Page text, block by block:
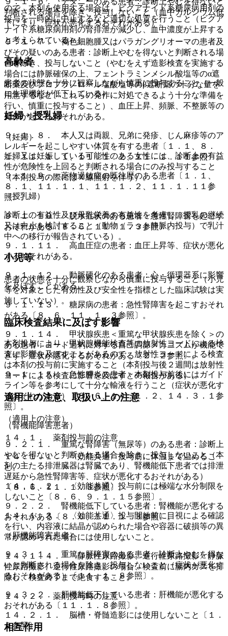
ので、本剤を使用する場合は、ビグアナイド系糖尿病用剤の
投与を一時的に中止するなど適切な処置を行うこと（ビグア
ナイド系糖尿病用剤の腎排泄が減少し、血中濃度が上昇する
と考えられている）］。
高齢者
患者の状態を十分に観察しながら慎重に投与すること（一般
に生理機能が低下している）。
妊婦・授乳婦
（妊婦）
妊婦又は妊娠している可能性のある女性には、診断上の有益
性が危険性を上回ると判断される場合にのみ投与すること
（本剤投与の際にはＸ線照射を伴う）。
（授乳婦）
診断上の有益性及び母乳栄養の有益性を考慮し、授乳の継続
又は中止を検討すること（動物（ラット静脈内投与）で乳汁
中への移行が報告されている）。
小児等
患者の状態を十分に観察しながら慎重に投与すること（小児
等を対象とした有効性及び安全性を指標とした臨床試験は実
施していない）。
臨床検査結果に及ぼす影響
本剤投与により、甲状腺機能検査等の放射性ヨードによる検
査に影響を及ぼすことがあるので、放射性ヨードによる検査
は本剤の投与前に実施すること（本剤投与後２週間は放射性
ヨードによる検査に影響を及ぼすとの報告がある）。
適用上の注意、取扱い上の注意
（適用上の注意）
１４．１． 薬剤投与前の注意
１４．１．１． 〈効能共通〉投与前に体温まで温めるこ
と。
１４．１．２． 〈効能共通〉投与前には極端な水分制限を
しないこと〔８．６、９．１．１５参照〕。
１４．１．３． 〈効能共通〉投与開始前に目視による確認
を行い、内容液に結晶が認められた場合や容器に破損等の異
常が認められた場合には使用しないこと。
１４．１．４． 〈静脈性尿路撮影、逆行性尿路撮影〉静脈
性尿路撮影、逆行性尿路撮影の場合、検査前に腸内ガスを排
除し、検査終了まで絶食すること。
１４．２． 薬剤投与時の注意
１４．２．１． 脳槽・脊髄造影には使用しないこと〔１．
２参照〕。
判断される場合を除き、投与しないこと（血中カルシウム低
下により、症状が悪化するおそれがある）。
９．１．７． 褐色細胞腫又はパラガングリオーマの患者及
びその疑いのある患者：診断上やむを得ないと判断される場
合を除き、投与しないこと（やむをえず造影検査を実施する
場合には静脈確保の上、フェントラミンメシル酸塩等のα遮
断薬及びプロプラノロール塩酸塩等のβ遮断薬の十分な量を
用意するなど、これらの発作に対処できるよう十分な準備を
行い、慎重に投与すること）、血圧上昇、頻脈、不整脈等の
発作が起こるおそれがある。
９．１．８． 本人又は両親、兄弟に発疹、じん麻疹等のア
レルギーを起こしやすい体質を有する患者〔１．１、８．
１、１１．１．１、１１．１．２、１１．１．１１参照〕。
９．１．９． 薬物過敏症の既往歴のある患者〔１．１、
８．１、１１．１．１、１１．１．２、１１．１．１１参
照〕。
９．１．１０． 脱水症状のある患者：急性腎障害を起こす
おそれがある〔８．６、１１．１．３参照〕。
９．１．１１． 高血圧症の患者：血圧上昇等、症状が悪化
するおそれがある。
９．１．１２． 動脈硬化のある患者：心・循環器系に影響
を及ぼすことがある。
９．１．１３． 糖尿病の患者：急性腎障害を起こすおそれ
がある〔８．６、１１．１．３参照〕。
９．１．１４． 甲状腺疾患＜重篤な甲状腺疾患を除く＞の
ある患者：ヨード過剰に対する自己調節メカニズムが機能で
きず、症状が悪化するおそれがある〔２．２参照〕。
９．１．１５． 急性膵炎の患者：本剤投与前後にはガイド
ライン等を参考にして十分な輸液を行うこと（症状が悪化す
るおそれがある）〔８．６、１４．１．２、１４．３．１参
照〕。
（腎機能障害患者）
９．２．１． 重篤な腎障害（無尿等）のある患者：診断上
やむを得ないと判断される場合を除き、投与しないこと（本
剤の主たる排泄臓器は腎臓であり、腎機能低下患者では排泄
遅延から急性腎障害等、症状が悪化するおそれがある）
〔８．６、１１．１．３参照〕。
９．２．２． 腎機能低下している患者：腎機能が悪化する
おそれがある〔８．６、１１．１．３参照〕。
（肝機能障害患者）
９．３．１． 重篤な肝障害のある患者：診断上やむを得な
いと判断される場合を除き、投与しないこと（症状が悪化す
るおそれがある）〔１１．１．８参照〕。
９．３．２． 肝機能低下している患者：肝機能が悪化する
おそれがある〔１１．１．８参照〕。
相互作用